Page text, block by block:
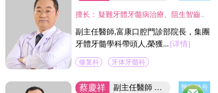
擅长： 疑難牙體牙髓病治療、阻生智齒的拔除、各種缺失牙的美容修復、疑難活動義齒修復。尤其在利用高倍顯微鏡下開展牙髓炎、根尖病變等牙體保存治療具有較深的造詣。
副主任醫師,富康口腔門診部院長，集團
牙體牙髓學科帶頭人,榮獲... [详情]
修复科 牙体牙髓科
蔡慶祥 副主任醫師 國內資深修復醫生 预约挂号